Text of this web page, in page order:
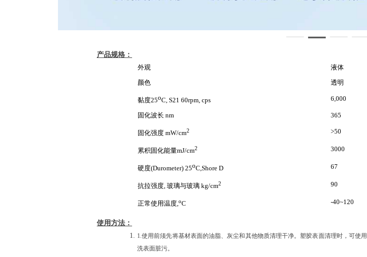
产品规格：
外观
液体
颜色
透明
黏度25oC, S21 60rpm, cps 6,000
固化波长 nm 365
固化强度 mW/cm2 >50
累积固化能量mJ/cm2 3000
硬度(Durometer) 25oC,Shore D 67
抗拉强度, 玻璃与玻璃 kg/cm2 90
正常使用温度,oC -40~120
使用方法：
1.使用前须先将基材表面的油脂、灰尘和其他物质清理干净。塑胶表面清理时，可
洗表面脏污。